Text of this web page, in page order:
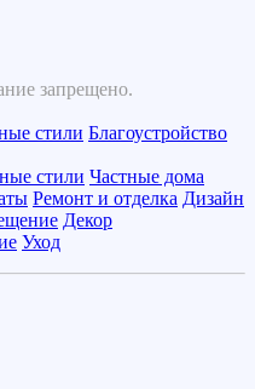
запрещено.
стили Благоустройство
стили Частные дома
Ремонт и отделка Дизайн
Декор
Уход